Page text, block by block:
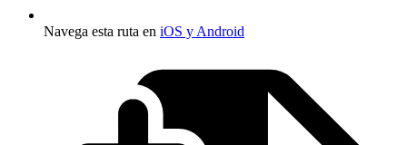
Navega esta ruta en iOS y Android